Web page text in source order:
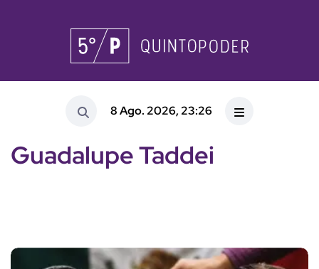
8 Ago. 2026, 23:26
Guadalupe Taddei